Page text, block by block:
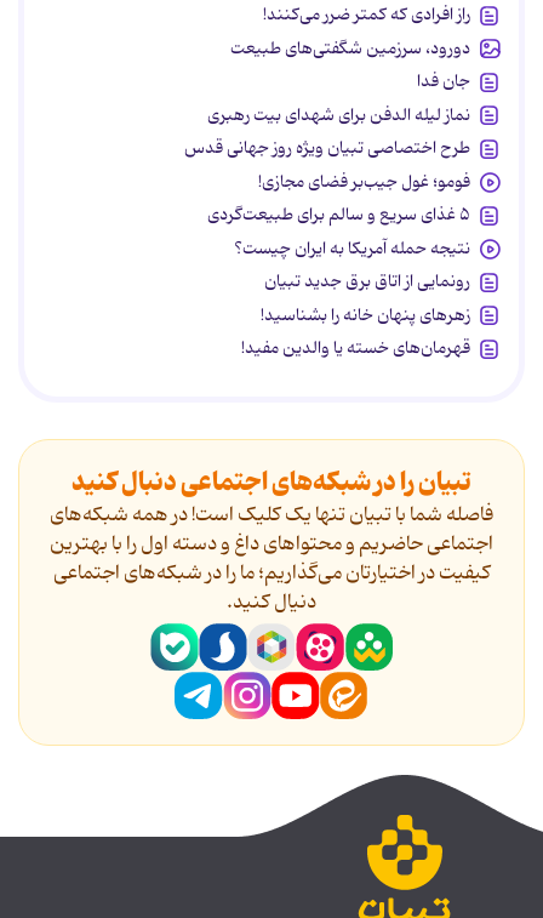
راز افرادی که کمتر ضرر می‌کنند!
دورود، سرزمین شگفتی‌های طبیعت
جان فدا
نماز لیله الدفن برای شهدای بیت رهبری
طرح اختصاصی تبیان ویژه روز جهانی قدس
فومو؛ غول جیب‌بر فضای مجازی!
۵ غذای سریع و سالم برای طبیعت‌گردی
نتیجه حمله آمریکا به ایران چیست؟
رونمایی از اتاق برق جدید تبیان
زهرهای پنهان خانه را بشناسید!
قهرمان‌های خسته یا والدین مفید!
تبیان را در شبکه‌های اجتماعی دنبال کنید
فاصله شما با تبیان تنها یک کلیک است! در همه شبکه‌های
اجتماعی حاضریم و محتواهای داغ و دسته اول را با بهترین
کیفیت در اختیارتان می‌گذاریم؛ ما را در شبکه‌های اجتماعی
دنیال کنید.